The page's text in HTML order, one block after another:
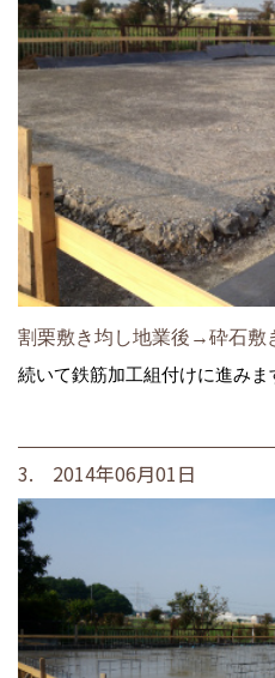
割栗敷き均し地業後→砕石敷
続いて鉄筋加工組付けに進みま
3. 2014年06月01日